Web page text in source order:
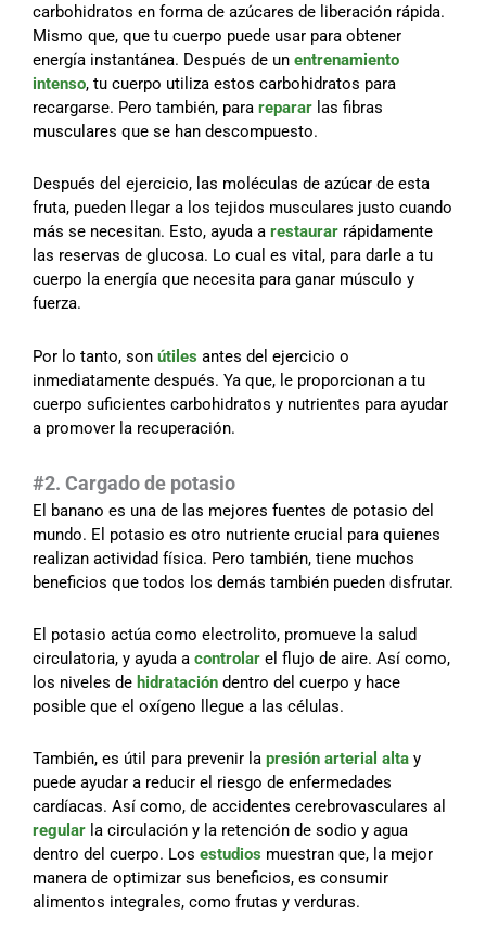
carbohidratos en forma de azúcares de liberación rápida.
Mismo que, que tu cuerpo puede usar para obtener
energía instantánea. Después de un entrenamiento
intenso, tu cuerpo utiliza estos carbohidratos para
recargarse. Pero también, para reparar las fibras
musculares que se han descompuesto.
Después del ejercicio, las moléculas de azúcar de esta
fruta, pueden llegar a los tejidos musculares justo cuando
más se necesitan. Esto, ayuda a restaurar rápidamente
las reservas de glucosa. Lo cual es vital, para darle a tu
cuerpo la energía que necesita para ganar músculo y
fuerza.
Por lo tanto, son útiles antes del ejercicio o
inmediatamente después. Ya que, le proporcionan a tu
cuerpo suficientes carbohidratos y nutrientes para ayudar
a promover la recuperación.
#2. Cargado de potasio
El banano es una de las mejores fuentes de potasio del
mundo. El potasio es otro nutriente crucial para quienes
realizan actividad física. Pero también, tiene muchos
beneficios que todos los demás también pueden disfrutar.
El potasio actúa como electrolito, promueve la salud
circulatoria, y ayuda a controlar el flujo de aire. Así como,
los niveles de hidratación dentro del cuerpo y hace
posible que el oxígeno llegue a las células.
También, es útil para prevenir la presión arterial alta y
puede ayudar a reducir el riesgo de enfermedades
cardíacas. Así como, de accidentes cerebrovasculares al
regular la circulación y la retención de sodio y agua
dentro del cuerpo. Los estudios muestran que, la mejor
manera de optimizar sus beneficios, es consumir
alimentos integrales, como frutas y verduras.